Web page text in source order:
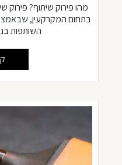
מהו פירוק שיתוף? פירוק
בתחום המקרקעין,
השותפות